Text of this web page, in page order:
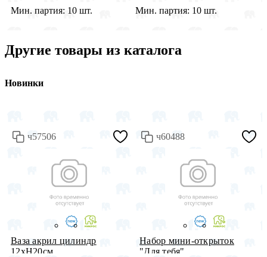
Мин. партия: 10 шт. Мин. партия: 10 шт.
Другие товары из каталога
Новинки
ч57506
Ваза акрил цилиндр
12хH20см, ...
ч60488
Набор мини-открыток
"Для тебя"...